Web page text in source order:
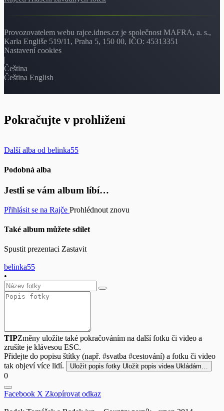
Provozovatelem webu rajce.idnes.cz je společnost MAFRA, a. s.,
Karla Engliše 519/11, Praha 5, 150 00, IČO: 45313351
Nastavení cookies
|
Čeština
Čeština English
Pokračujte v prohlížení
Další alba od belinka55
Podobná alba
Jestli se vám album líbí…
Přihlásit se na Rajče Prohlédnout znovu
Také album můžete sdílet
Spustit prezentaci Zastavit
belinka55
•
TIPZměny uložíte také pokračováním na další fotku či video a
zrušíte je klávesou ESC.
Přidejte do popisu štítky (např. #svatba #cestování) a fotku či video
tak objeví více lidí.
Uložit popis fotky Uložit popis videa Ukládám…
0
Facebook X Zkopírovat odkaz